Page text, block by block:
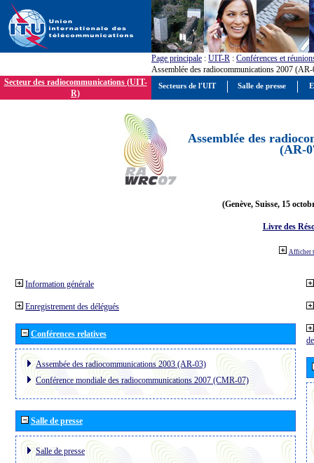
Page principale : UIT-R : Conférences et
Assemblée des radiocommunications 2007
Secteur des radiocommunications (UIT-
R)
Assemblée des
(AR-
(Genève, Suisse, 15
Livre des
Afficher
Information générale
Enregistrement des délégués
Conférences relatives
Assembée des radiocommunications 2003 (AR-03)
Conférence mondiale des radiocommunications 2007 (CMR-07)
Salle de presse
Salle de presse
Secteurs de l'UIT Salle de presse